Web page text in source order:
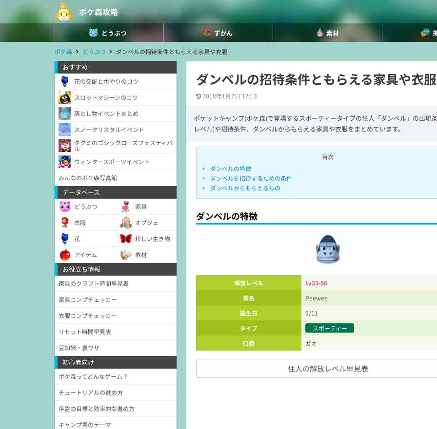
ポケ森攻略
どうぶつ ずかん 素材
ポケ森 どうぶつ ダンベルの招待条件ともらえる家具や衣服
ダンベルの招待条件ともらえる家具や衣服
2018年1月7日 17:13
ポケットキャンプ(ポケ森)で登場するスポーティータイプの住人「ダンベル」の出現
レベル)や招待条件、ダンベルからもらえる家具や衣服をまとめています。
目次
ダンベルの特徴
ダンベルを招待するための条件
ダンベルからもらえるもの
ダンベルの特徴
解放レベル
Lv33-56
英名
Peewee
誕生日
9/11
タイプ
スポーティー
口癖
ガオ
住人の解放レベル早見表
おすすめ
花の交配と水やりのコツ
スロットマシーンのコツ
落とし物イベントまとめ
スノークリスタルイベント
タクミのゴシックローズフェスティバ
ル
ウィンタースポーツイベント
みんなのポケ森写真館
データベース
どうぶつ
家具
衣服
オブジェ
花
珍しい生き物
アイテム
素材
お役立ち情報
家具のクラフト時間早見表
家具コンプチェッカー
衣服コンプチェッカー
リセット時間早見表
豆知識・裏ワザ
初心者向け
ポケ森ってどんなゲーム？
チュートリアルの進め方
序盤の目標と効率的な進め方
キャンプ場のテーマ